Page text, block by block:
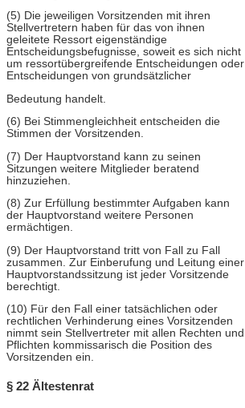
(5) Die jeweiligen Vorsitzenden mit ihren
Stellvertretern haben für das von ihnen
geleitete Ressort eigenständige
Entscheidungsbefugnisse, soweit es sich nicht
um ressortübergreifende Entscheidungen oder
Entscheidungen von grundsätzlicher
Bedeutung handelt.
(6) Bei Stimmengleichheit entscheiden die
Stimmen der Vorsitzenden.
(7) Der Hauptvorstand kann zu seinen
Sitzungen weitere Mitglieder beratend
hinzuziehen.
(8) Zur Erfüllung bestimmter Aufgaben kann
der Hauptvorstand weitere Personen
ermächtigen.
(9) Der Hauptvorstand tritt von Fall zu Fall
zusammen. Zur Einberufung und Leitung einer
Hauptvorstandssitzung ist jeder Vorsitzende
berechtigt.
(10) Für den Fall einer tatsächlichen oder
rechtlichen Verhinderung eines Vorsitzenden
nimmt sein Stellvertreter mit allen Rechten und
Pflichten kommissarisch die Position des
Vorsitzenden ein.
§ 22 Ältestenrat